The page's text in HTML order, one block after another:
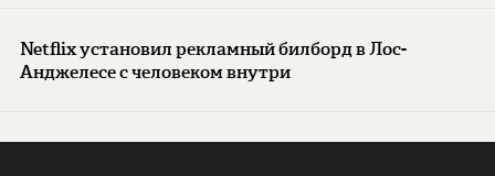
Netflix установил рекламный билборд в Лос-
Анджелесе с человеком внутри